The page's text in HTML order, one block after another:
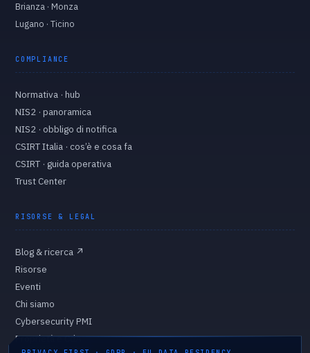
Brianza · Monza
Lugano · Ticino
COMPLIANCE
Normativa · hub
NIS2 · panoramica
NIS2 · obbligo di notifica
CSIRT Italia · cos’è e cosa fa
CSIRT · guida operativa
Trust Center
RISORSE & LEGAL
Blog & ricerca ↗
Risorse
Eventi
Chi siamo
Cybersecurity PMI
Proprietà e CdA